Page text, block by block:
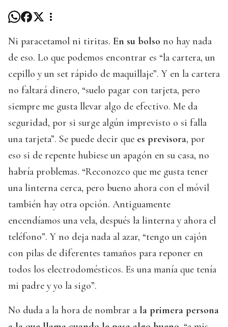
Ni paracetamol ni tiritas. En su bolso no hay nada
de eso. Lo que podemos encontrar es “la cartera, un
cepillo y un set rápido de maquillaje”. Y en la cartera
no faltará dinero, “suelo pagar con tarjeta, pero
siempre me gusta llevar algo de efectivo. Me da
seguridad, por si surge algún imprevisto o si falla
una tarjeta”. Se puede decir que es previsora, por
eso si de repente hubiese un apagón en su casa, no
habría problemas. “Reconozco que me gusta tener
una linterna cerca, pero bueno ahora con el móvil
también hay otra opción. Antiguamente
encendíamos una vela, después la linterna y ahora el
teléfono”. Y no deja nada al azar, “tengo un cajón
con pilas de diferentes tamaños para reponer en
todos los electrodomésticos. Es una manía que tenía
mi padre y yo la sigo”.
No duda a la hora de nombrar a la primera persona